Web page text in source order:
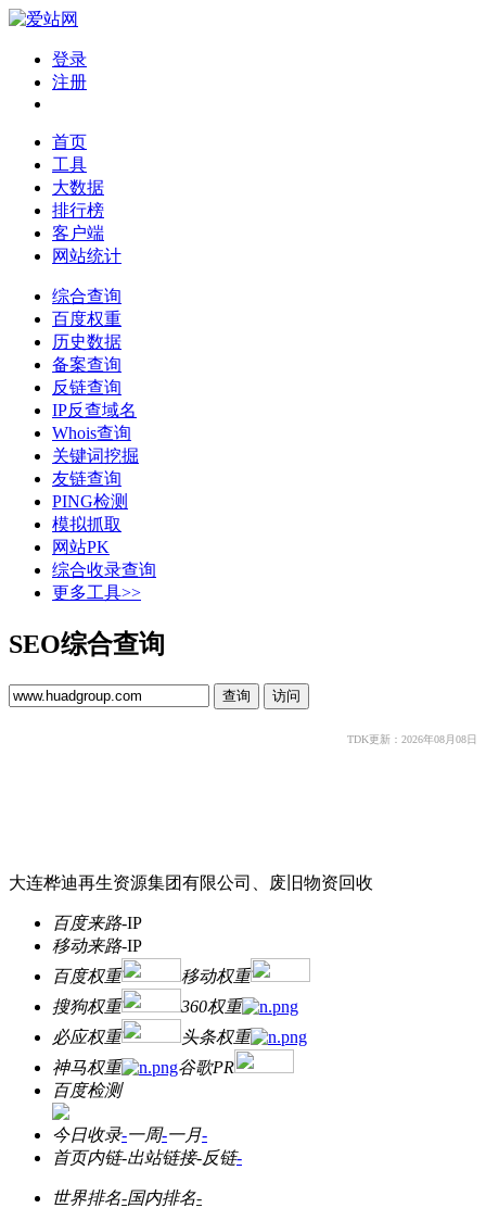
登录
注册
首页
工具
大数据
排行榜
客户端
网站统计
综合查询
百度权重
历史数据
备案查询
反链查询
IP反查域名
Whois查询
关键词挖掘
友链查询
PING检测
模拟抓取
网站PK
综合收录查询
更多工具>>
SEO综合查询
TDK更新：2026年08月08日
大连桦迪再生资源集团有限公司、废旧物资回收
百度来路-IP
移动来路-IP
百度权重
移动权重
搜狗权重
360权重
必应权重
头条权重
神马权重
谷歌PR
百度检测
今日收录-一周-一月-
首页内链-出站链接-反链-
世界排名-国内排名-